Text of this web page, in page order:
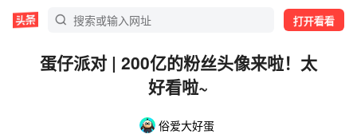
打开看看
蛋仔派对 | 200亿的粉丝头像来啦！太
好看啦~
俗爱大好蛋